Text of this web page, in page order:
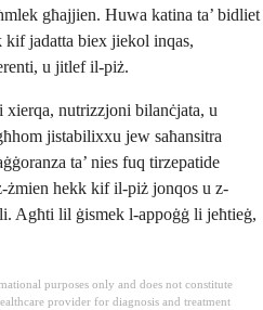
għajjien. Huwa katina ta’ bidliet
jadatta biex jiekol inqas,
u jitlef il-piż.
nutrizzjoni bilanċjata, u
jistabilixxu jew saħansitra
ta’ nies fuq tirzepatide
żmien hekk kif il-piż jonqos u z-
Agħti lil ġismek l-appoġġ li jeħtieġ,
purposes only and does not constitute
provider for diagnosis and treatment